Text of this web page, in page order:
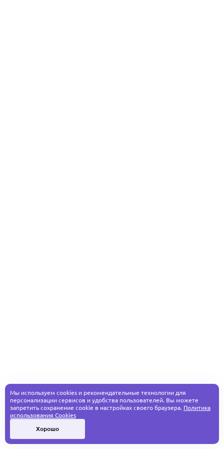
Мы используем cookies и рекомендательные технологии для
персонализации сервисов и удобства пользователей. Вы можете
запретить сохранение cookie в настройках своего браузера. Политика
использования Cookies
Хорошо